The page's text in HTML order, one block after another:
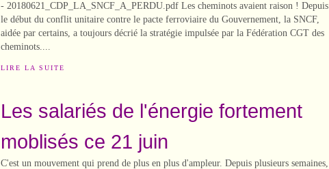
- 20180621_CDP_LA_SNCF_A_PERDU.pdf Les cheminots avaient raison ! Depuis
le début du conflit unitaire contre le pacte ferroviaire du Gouvernement, la SNCF,
aidée par certains, a toujours décrié la stratégie impulsée par la Fédération CGT des
cheminots....
LIRE LA SUITE
Les salariés de l'énergie fortement
moblisés ce 21 juin
C'est un mouvement qui prend de plus en plus d'ampleur. Depuis plusieurs semaines,